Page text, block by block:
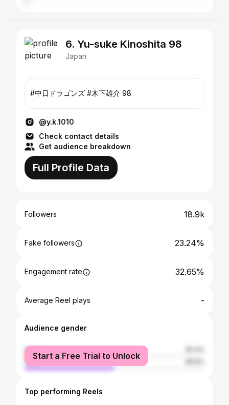
6. Yu-suke Kinoshita 98
Japan
#中日ドラゴンズ #木下雄介 98
@y.k.1010
Check contact details
Get audience breakdown
Full Profile Data
Followers 18.9k
Fake followers 23.24%
Engagement rate 32.65%
Average Reel plays -
Audience gender
female
male
Start a Free Trial to Unlock
Top performing Reels